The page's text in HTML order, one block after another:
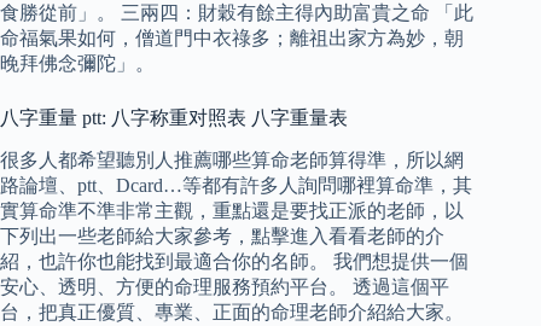
食勝從前」。 三兩四：財穀有餘主得內助富貴之命 「此
命福氣果如何，僧道門中衣祿多；離祖出家方為妙，朝
晚拜佛念彌陀」。
八字重量 ptt: 八字称重对照表 八字重量表
很多人都希望聽別人推薦哪些算命老師算得準，所以網
路論壇、ptt、Dcard…等都有許多人詢問哪裡算命準，其
實算命準不準非常主觀，重點還是要找正派的老師，以
下列出一些老師給大家參考，點擊進入看看老師的介
紹，也許你也能找到最適合你的名師。 我們想提供一個
安心、透明、方便的命理服務預約平台。 透過這個平
台，把真正優質、專業、正面的命理老師介紹給大家。